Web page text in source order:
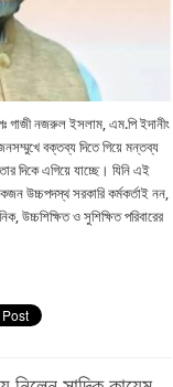
গাজী নজরুল ইসলাম, এম.পি ইদানীং
বক্তব্য দিতে গিয়ে মন্তব্য
দিকে এগিয়ে যাচ্ছে। যিনি এই
উচ্চপদস্থ সরকারি কর্মকর্তাই নন,
উচ্চশিক্ষিত ও সুশিক্ষিত পরিবারের